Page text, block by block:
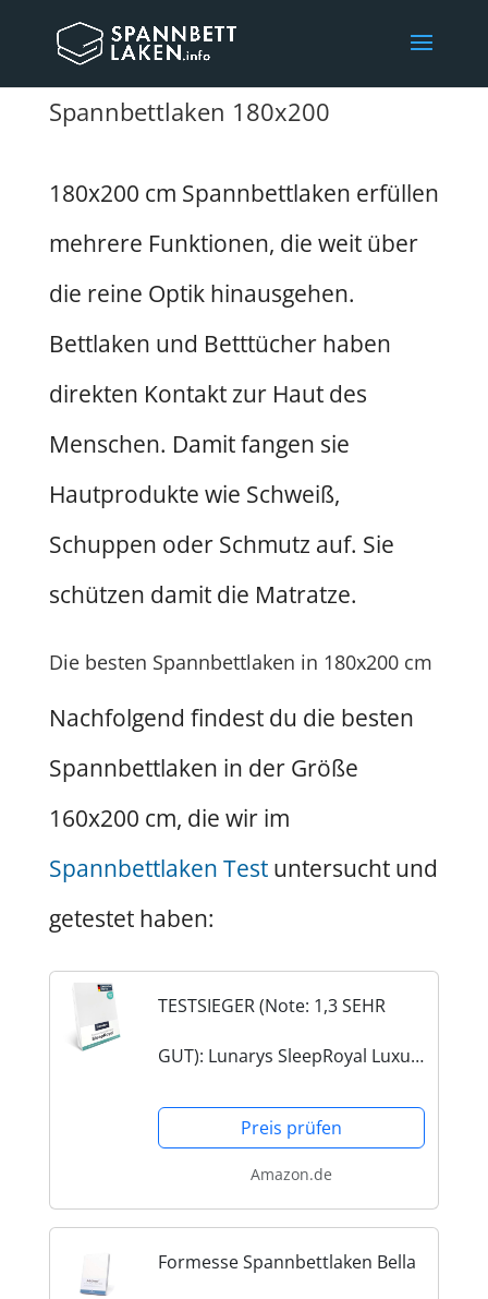
Spannbettlaken 180x200
180x200 cm Spannbettlaken erfüllen
mehrere Funktionen, die weit über
die reine Optik hinausgehen.
Bettlaken und Betttücher haben
direkten Kontakt zur Haut des
Menschen. Damit fangen sie
Hautprodukte wie Schweiß,
Schuppen oder Schmutz auf. Sie
schützen damit die Matratze.
Die besten Spannbettlaken in 180x200 cm
Nachfolgend findest du die besten
Spannbettlaken in der Größe
160x200 cm, die wir im
Spannbettlaken Testuntersucht und
getestet haben:
TESTSIEGER (Note: 1,3 SEHR
GUT): Lunarys SleepRoyal Luxus
Spannbettlaken
Preis prüfen
Amazon.de
Formesse Spannbettlaken Bella